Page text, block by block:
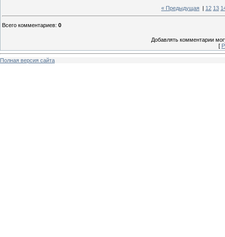
« Предыдущая 12 13
Всего комментариев: 0
Добавлять комментарии
[
Полная версия сайта